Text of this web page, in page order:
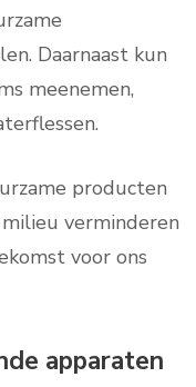
Daarnaast kun
meenemen,
producten
verminderen
voor ons
apparaten